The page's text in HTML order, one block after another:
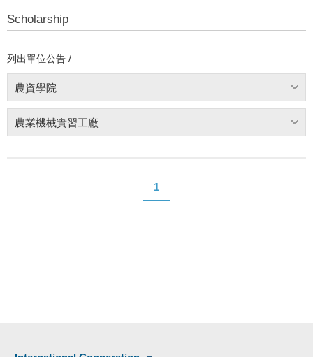
Scholarship
列出單位公告 /
農資學院
農業機械實習工廠
1